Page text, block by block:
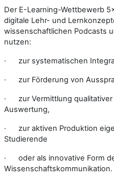
Der E-Learning-Wettbewerb
digitale Lehr- und
wissenschaftlichen Podcasts
nutzen:
· zur systematischen
· zur Förderung von
· zur Vermittlung qualitativer
Auswertung,
· zur aktiven Produktion
Studierende
· oder als innovative Form
Wissenschaftskommunikation.